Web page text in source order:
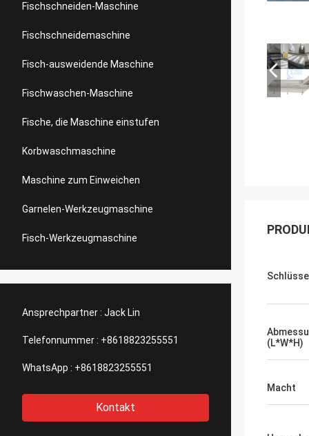
Fischschneiden-Maschine
Fischschneidemaschine
Fisch-ausweidende Maschine
Fischwaschen-Maschine
Fische, die Maschine einstufen
Korbwaschmaschine
Maschine zum Einweichen
Garnelen-Werkzeugmaschine
Fisch-Werkzeugmaschine
Ansprechpartner : Jack Lin
Telefonnummer : +8618823255551
WhatsApp : +8618823255551
Kontakt
(L*W*H)
Macht